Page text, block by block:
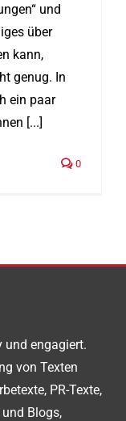
und
über
kann,
genug. In
ein paar
[...]
0
und engagiert.
von Texten
PR-Texte,
Blogs,